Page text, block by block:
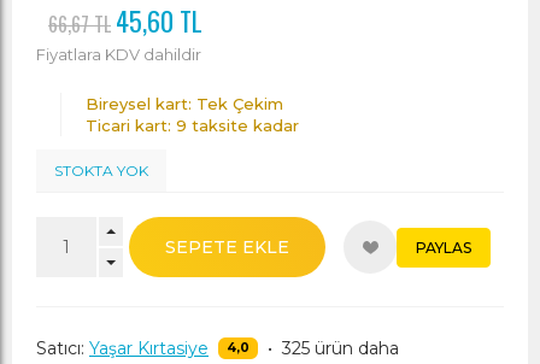
66,67 TL 45,60 TL
Fiyatlara KDV dahildir
Bireysel kart: Tek Çekim
Ticari kart: 9 taksite kadar
STOKTA YOK
SEPETE EKLE PAYLAS
Satıcı: Yaşar Kırtasiye 4,0 • 325 ürün daha